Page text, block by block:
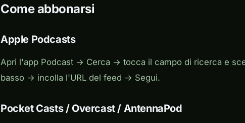
Come abbonarsi
Apple Podcasts
Apri l'app Podcast → Cerca → tocca il campo di ricerca e
basso → incolla l'URL del feed → Segui.
Pocket Casts / Overcast / AntennaPod